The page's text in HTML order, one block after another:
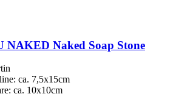
NAKED Naked Soap Stone
ca. 7,5x15cm
ca. 10x10cm